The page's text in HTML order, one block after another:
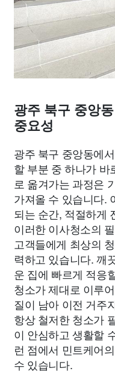
광주 북구 중앙
중요성
광주 북구 중앙동에
할 부분 중 하나가 바
로 옮겨가는 과정은
가져올 수 있습니다.
되는 순간, 적절하게
이러한 이사청소의
고객들에게 최상의
력하고 있습니다. 깨
운 집에 빠르게 적응
청소가 제대로 이루
질이 남아 이전 거주
항상 철저한 청소가
이 안심하고 생활할
런 점에서 민트케어
수 있습니다.